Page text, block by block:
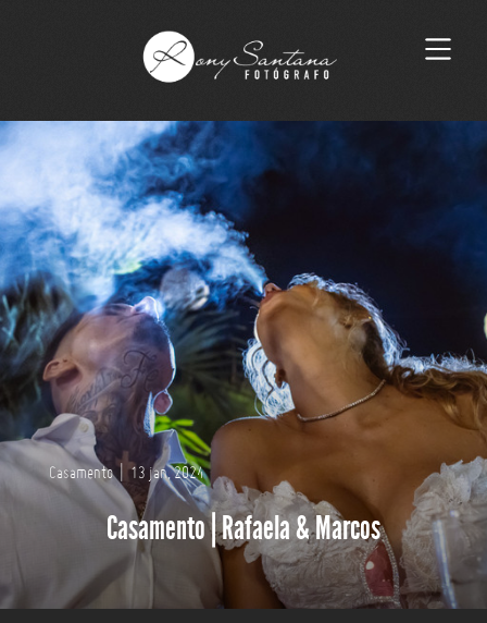
Casamento|13 jan, 2024
Casamento | Rafaela & Marcos